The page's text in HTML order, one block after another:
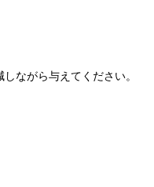
ながら与えてください。